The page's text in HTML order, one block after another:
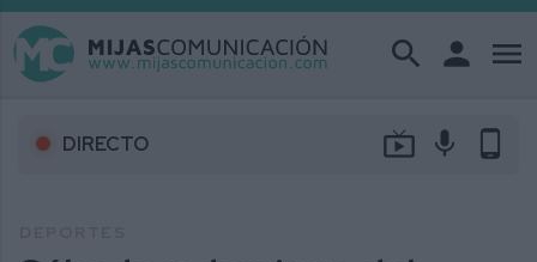
search person menu
DIRECTO live_tv mic phone_android